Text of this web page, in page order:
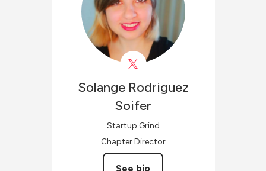
Solange Rodriguez
Soifer
Startup Grind
Chapter Director
See bio